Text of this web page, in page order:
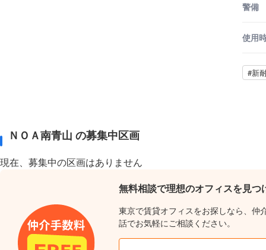
警備
使用
#新
ＮＯＡ南青山 の募集中区画
現在、募集中の区画はありません
無料相談で理想のオフィスを見つ
東京で賃貸オフィスをお探しなら、仲
話でお気軽にご相談ください。